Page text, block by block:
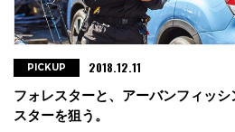
フォレスターと、アーバンフィッ
スターを狙う。
PICKUP 2018.12.11